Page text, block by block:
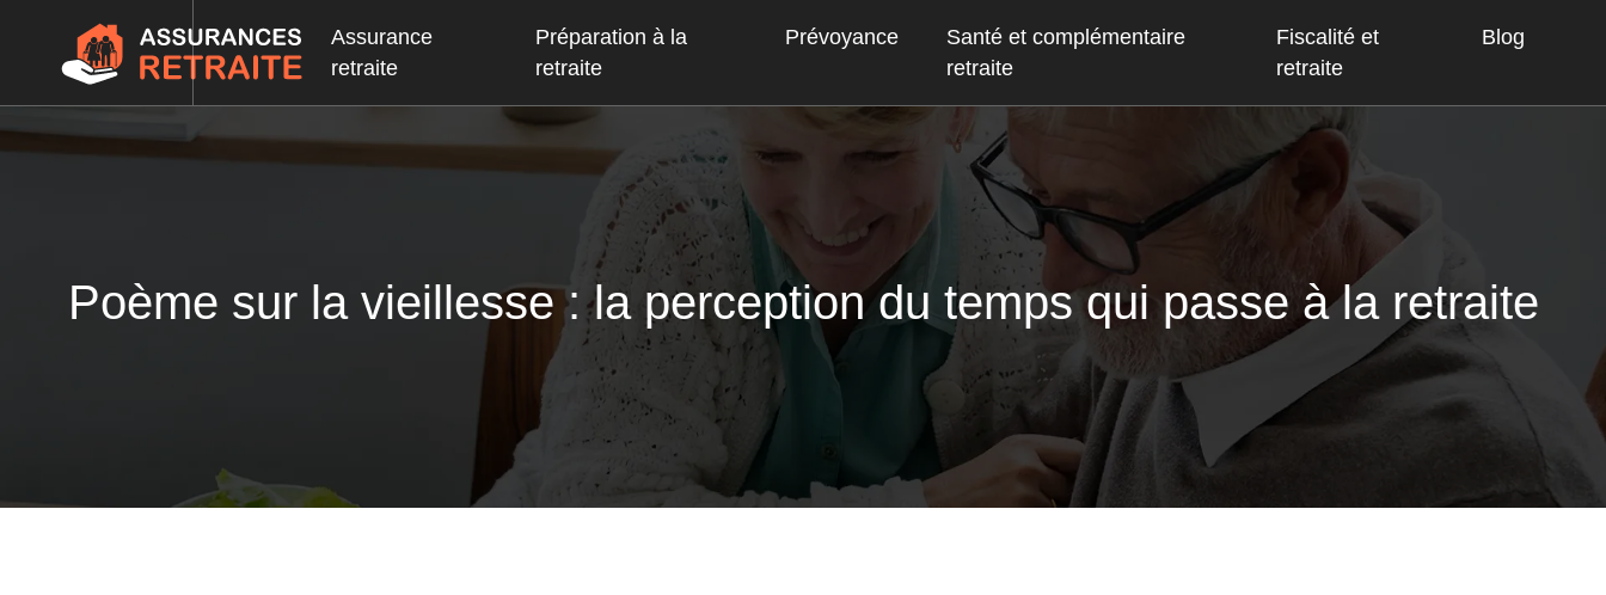
Assurance
retraite
Préparation à la
retraite
Prévoyance
Santé et complémentaire
retraite
Fiscalité et
retraite
Blog
Poème sur la vieillesse : la perception du temps qui passe à la retraite